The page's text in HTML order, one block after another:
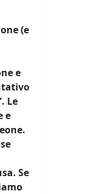
(e
e
Le
e
Se